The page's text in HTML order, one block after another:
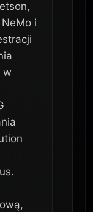
i
w